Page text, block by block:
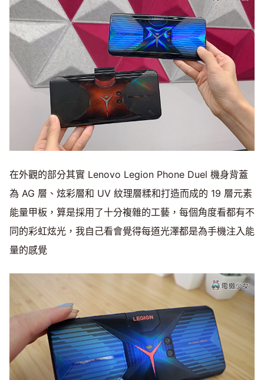
在外觀的部分其實 Lenovo Legion Phone Duel 機身背蓋
為 AG 層、炫彩層和 UV 紋理層糅和打造而成的 19 層元素
能量甲板，算是採用了十分複雜的工藝，每個角度看都有不
同的彩虹炫光，我自己看會覺得每道光澤都是為手機注入能
量的感覺